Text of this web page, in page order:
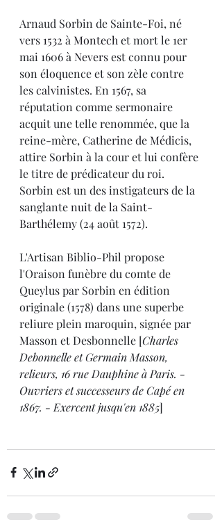
Arnaud Sorbin de Sainte-Foi, né
vers 1532 à Montech et mort le 1er
mai 1606 à Nevers est connu pour
son éloquence et son zèle contre
les calvinistes. En 1567, sa
réputation comme sermonaire
acquit une telle renommée, que la
reine-mère, Catherine de Médicis,
attire Sorbin à la cour et lui confère
le titre de prédicateur du roi.
Sorbin est un des instigateurs de la
sanglante nuit de la Saint-
Barthélemy (24 août 1572).
L'Artisan Biblio-Phil propose
l'Oraison funèbre du comte de
Queylus par Sorbin en édition
originale (1578) dans une superbe
reliure plein maroquin, signée par
Masson et Desbonnelle [Charles
Debonnelle et Germain Masson,
relieurs, 16 rue Dauphine à Paris. -
Ouvriers et successeurs de Capé en
1867. - Exercent jusqu'en 1885]